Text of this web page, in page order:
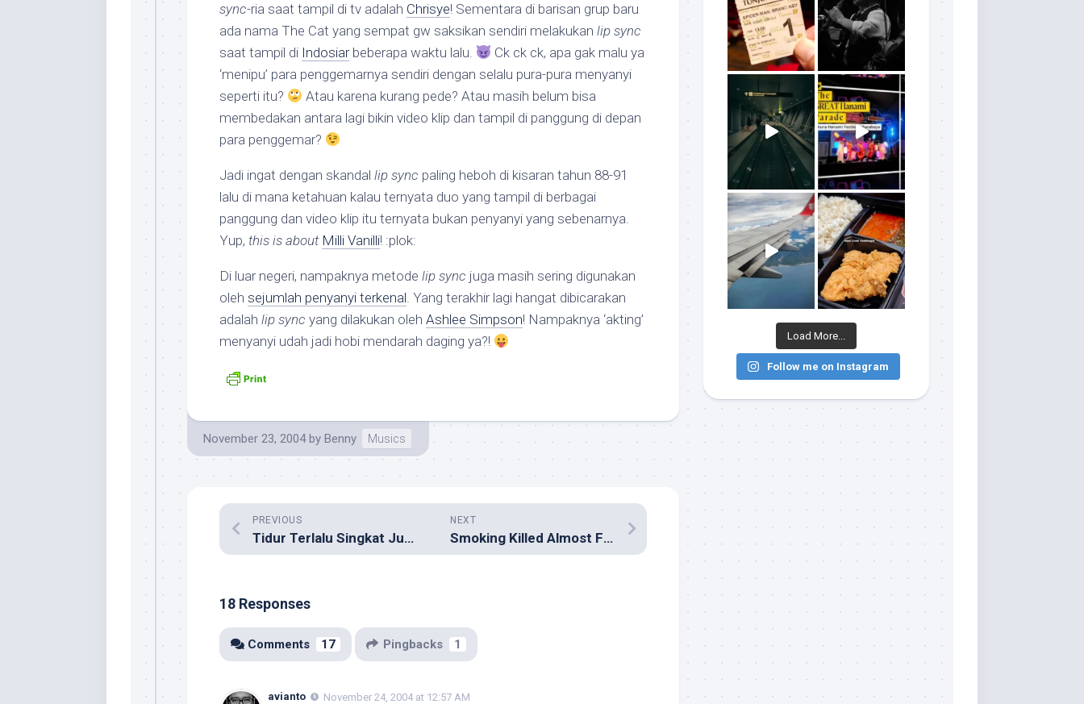
sync-ria saat tampil di tv adalah Chrisye! Sementara di barisan grup baru
ada nama The Cat yang sempat gw saksikan sendiri melakukan lip sync
saat tampil di Indosiarbeberapa waktu lalu.
Ck ck ck, apa gak malu ya
‘menipu’ para penggemarnya sendiri dengan selalu pura-pura menyanyi
seperti itu?
Atau karena kurang pede? Atau masih belum bisa
membedakan antara lagi bikin video klip dan tampil di panggung di depan
para penggemar?
Jadi ingat dengan skandal lip sync paling heboh di kisaran tahun 88-91
lalu di mana ketahuan kalau ternyata duo yang tampil di berbagai
panggung dan video klip itu ternyata bukan penyanyi yang sebenarnya.
Yup, this is about Milli Vanilli! :plok:
Di luar negeri, nampaknya metode lip sync juga masih sering digunakan
oleh sejumlah penyanyi terkenal. Yang terakhir lagi hangat dibicarakan
adalah lip sync yang dilakukan oleh Ashlee Simpson! Nampaknya ‘akting’
menyanyi udah jadi hobi mendarah daging ya?!
November 23, 2004 by Benny Musics
NEXT
Smoking Killed Almost Five Million People in 2000!
PREVIOUS
Tidur Terlalu Singkat Justru Bisa Bikin Gemuk!
18 Responses
Comments 17 Pingbacks 1
avianto November 24, 2004 at 12:57 AM
Load More...
Follow me on Instagram